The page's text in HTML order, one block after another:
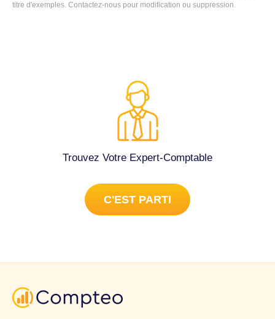
titre d'exemples. Contactez-nous pour modification ou suppression.
Trouvez Votre Expert-Comptable
C'EST PARTI